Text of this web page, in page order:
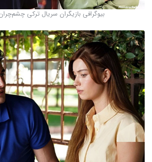
بیوگرافی بازیگران سریال ترکی